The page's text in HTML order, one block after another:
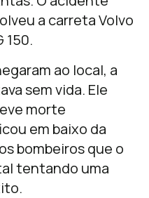
a carreta Volvo
150.
ao local, a
sem vida. Ele
morte
em baixo da
bombeiros que o
tentando uma